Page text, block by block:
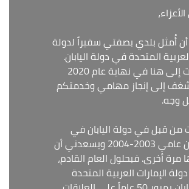
أُمثل بلدي بصفتي سفيراً لدولة
المتحدة في دولة اليابان.
لقد وصلت إلى هنا في نهاية عام 2020
إلى إنجاز مهامي وخدمتكم
وجه.
قبل في دولة اليابان في
الفترة بين عامي 2003-2004 ويسعدني أن
مرة أخرى. فبحلول العام القادم،
الإمارات العربية المتحدة